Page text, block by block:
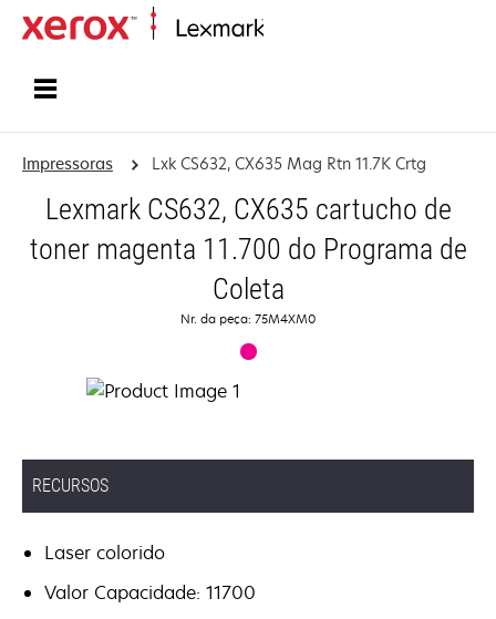
Impressoras Lxk CS632, CX635 Mag Rtn 11.7K Crtg
Lexmark CS632, CX635 cartucho de
toner magenta 11.700 do Programa de
Coleta
Nr. da peça: 75M4XM0
RECURSOS
Laser colorido
Valor Capacidade: 11700